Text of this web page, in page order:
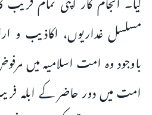
مسلسل غداریوں، اکاذیب و
باوجود وہ امت اسلامیہ میں
امت میں دور حاضر کے ابلہ